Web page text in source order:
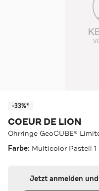
-33%*
COEUR DE LION
Ohrringe GeoCUBE®
Farbe: Multicolor Pastell 1
Jetzt anmelden